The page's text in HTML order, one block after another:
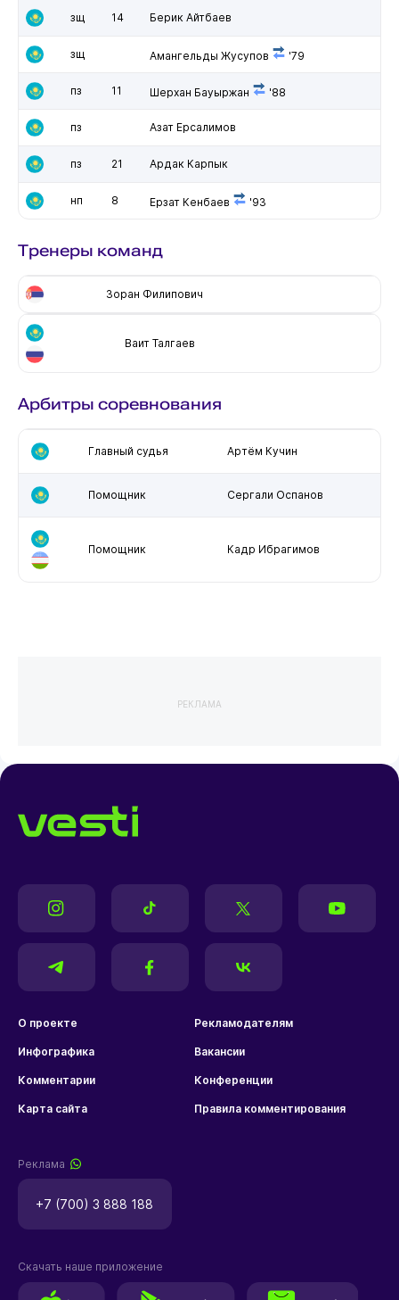
зщ 14 Берик Айтбаев
зщ Амангельды Жусупов '79
пз 11 Шерхан Бауыржан '88
пз Азат Ерсалимов
пз 21 Ардак Карпык
нп 8 Ерзат Кенбаев '93
Тренеры команд
Зоран Филипович
Ваит Талгаев
Арбитры соревнования
Главный судья Артём Кучин
Помощник Сергали Оспанов
Помощник Кадр Ибрагимов
РЕКЛАМА
О проекте Рекламодателям
Инфографика Вакансии
Комментарии Конференции
Карта сайта Правила комментирования
Реклама
+7 (700) 3 888 188
Скачать наше приложение